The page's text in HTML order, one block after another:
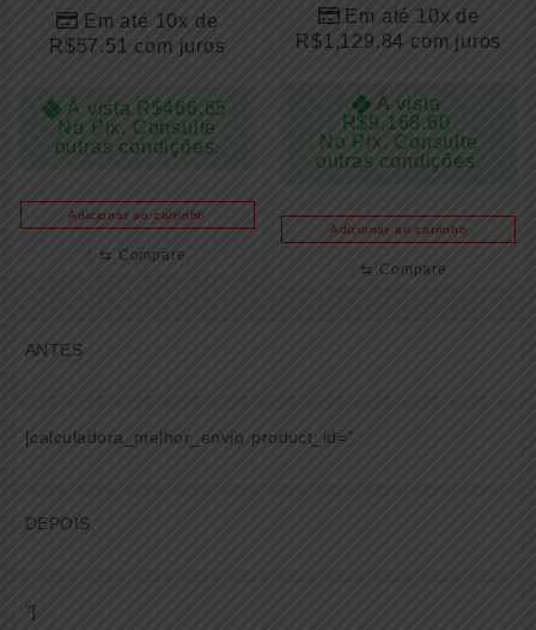
Em até 10x de
R$57.51 com juros
À vista R$466.65
No Pix. Consulte
outras condições.
Adicionar ao carrinho
⇆ Compare
Em até 10x de
R$1,129.84 com juros
À vista
R$9,168.60
No Pix. Consulte
outras condições.
Adicionar ao carrinho
⇆ Compare
ANTES
[calculadora_melhor_envio product_id="
DEPOIS
"]